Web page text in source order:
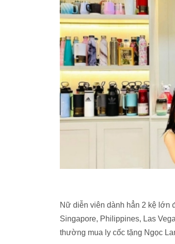
Nữ diễn viên dành hẳn 2 kệ lớn
Singapore, Philippines, Las
thường mua ly cốc tặng Ngọc